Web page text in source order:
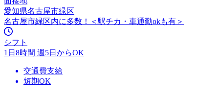
愛知県名古屋市緑区
名古屋市緑区内に多数！＜駅チカ・車通勤okも有＞
シフト
1日8時間 週5日からOK
交通費支給
短期OK